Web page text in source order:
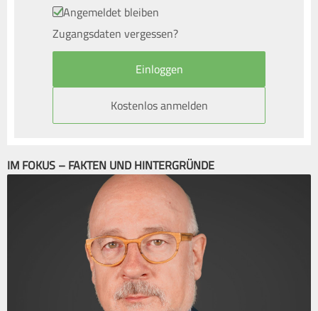
Angemeldet bleiben
Zugangsdaten vergessen?
Kostenlos anmelden
IM FOKUS – FAKTEN UND HINTERGRÜNDE